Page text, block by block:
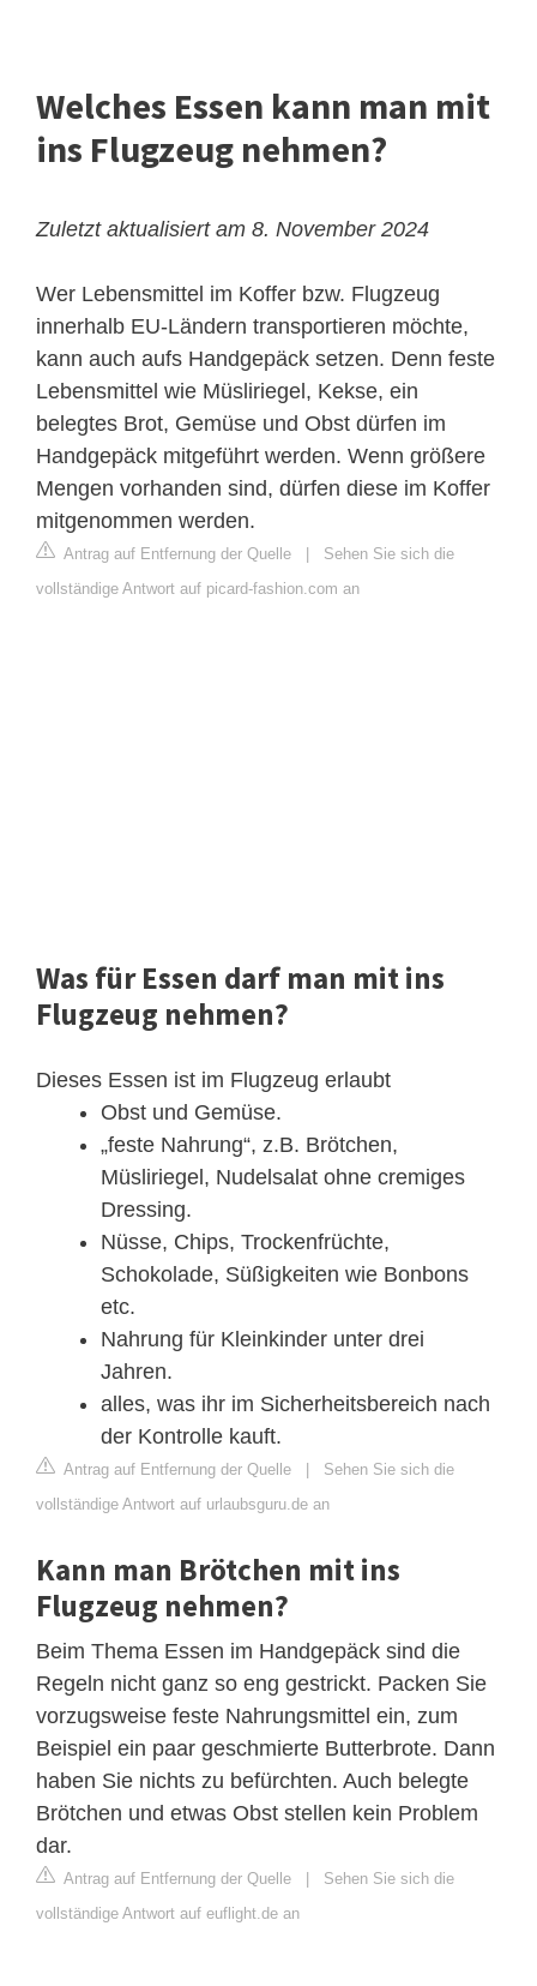
Welches Essen kann man mit
ins Flugzeug nehmen?
Zuletzt aktualisiert am 8. November 2024
Wer Lebensmittel im Koffer bzw. Flugzeug
innerhalb EU-Ländern transportieren möchte,
kann auch aufs Handgepäck setzen. Denn feste
Lebensmittel wie Müsliriegel, Kekse, ein
belegtes Brot, Gemüse und Obst dürfen im
Handgepäck mitgeführt werden. Wenn größere
Mengen vorhanden sind, dürfen diese im Koffer
mitgenommen werden.
Antrag auf Entfernung der Quelle
Sehen Sie sich die
vollständige Antwort auf picard-fashion.com an
Was für Essen darf man mit ins
Flugzeug nehmen?
Dieses Essen ist im Flugzeug erlaubt
Obst und Gemüse.
„feste Nahrung“, z.B. Brötchen,
Müsliriegel, Nudelsalat ohne cremiges
Dressing.
Nüsse, Chips, Trockenfrüchte,
Schokolade, Süßigkeiten wie Bonbons
etc.
Nahrung für Kleinkinder unter drei
Jahren.
alles, was ihr im Sicherheitsbereich nach
der Kontrolle kauft.
Antrag auf Entfernung der Quelle
Sehen Sie sich die
vollständige Antwort auf urlaubsguru.de an
Kann man Brötchen mit ins
Flugzeug nehmen?
Beim Thema Essen im Handgepäck sind die
Regeln nicht ganz so eng gestrickt. Packen Sie
vorzugsweise feste Nahrungsmittel ein, zum
Beispiel ein paar geschmierte Butterbrote. Dann
haben Sie nichts zu befürchten. Auch belegte
Brötchen und etwas Obst stellen kein Problem
dar.
Antrag auf Entfernung der Quelle
Sehen Sie sich die
vollständige Antwort auf euflight.de an